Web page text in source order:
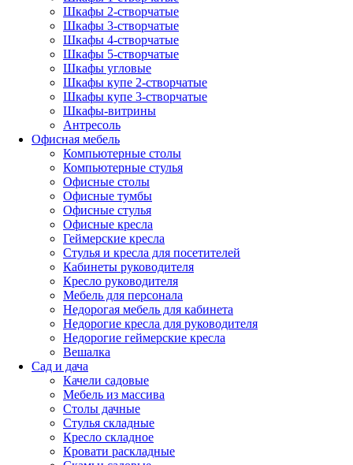
Шкафы 2-створчатые
Шкафы 3-створчатые
Шкафы 4-створчатые
Шкафы 5-створчатые
Шкафы угловые
Шкафы купе 2-створчатые
Шкафы купе 3-створчатые
Шкафы-витрины
Антресоль
Офисная мебель
Компьютерные столы
Компьютерные стулья
Офисные столы
Офисные тумбы
Офисные стулья
Офисные кресла
Геймерские кресла
Стулья и кресла для посетителей
Кабинеты руководителя
Кресло руководителя
Мебель для персонала
Недорогая мебель для кабинета
Недорогие кресла для руководителя
Недорогие геймерские кресла
Вешалка
Сад и дача
Качели садовые
Мебель из массива
Столы дачные
Стулья складные
Кресло складное
Кровати раскладные